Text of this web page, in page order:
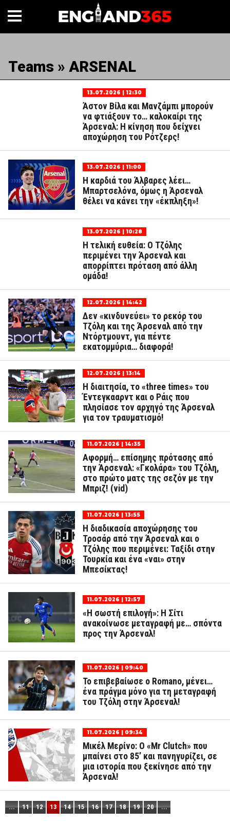
Teams » ARSENAL
13.07.2026 | 12:30
Άστον Βίλα και Μανζάμπι μπορούν
να φτιάξουν το… καλοκαίρι της
Άρσεναλ: Η κίνηση που δείχνει
αποχώρηση του Ρότζερς!
13.07.2026 | 11:00
Η καρδιά του Άλβαρες λέει…
Μπαρτσελόνα, όμως η Άρσεναλ
θέλει να κάνει την «έκπληξη»!
13.07.2026 | 10:28
Η τελική ευθεία: Ο Τζόλης
περιμένει την Άρσεναλ και
απορρίπτει πρόταση από άλλη
ομάδα!
12.07.2026 | 14:42
Δεν «κινδυνεύει» το ρεκόρ του
Τζόλη και της Άρσεναλ από την
Ντόρτμουντ, για πέντε
εκατομμύρια… διαφορά!
12.07.2026 | 13:14
Η διαιτησία, το «three times» του
Έντεγκααρντ και ο Ράις που
πλησίασε τον αρχηγό της Άρσεναλ
για τον τραυματισμό!
11.07.2026 | 14:35
Αφορμή… επίσημης πρότασης από
την Άρσεναλ: «Γκολάρα» του Τζόλη,
στο πρώτο ματς της σεζόν με την
Μπριζ! (vid)
11.07.2026 | 13:55
Η διαδικασία αποχώρησης του
Τροσάρ από την Άρσεναλ και ο
Τζόλης που περιμένει: Ταξίδι στην
Τουρκία και ένα «ναι» στην
Μπεσίκτας!
11.07.2026 | 12:57
«Η σωστή επιλογή»: Η Σίτι
ανακοίνωσε μεταγραφή με… σπόντα
προς την Άρσεναλ!
11.07.2026 | 09:40
Το επιβεβαίωσε ο Romano, μένει…
ένα πράγμα μόνο για τη μεταγραφή
του Τζόλη στην Άρσεναλ!
11.07.2026 | 09:34
Μικέλ Μερίνο: Ο «Mr Clutch» που
μπαίνει στο 85’ και πανηγυρίζει, σε
μια ιστορία που ξεκίνησε από την
Άρσεναλ!
... 11 12 13 14 15 16 17 18 19 20 ...